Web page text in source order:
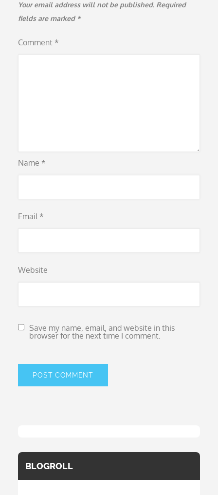
Your email address will not be published. Required
fields are marked *
Comment *
Name *
Email *
Website
Save my name, email, and website in this
browser for the next time I comment.
BLOGROLL